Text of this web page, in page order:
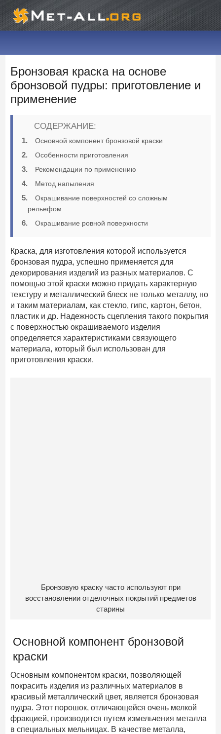
Бронзовая краска на основе
бронзовой пудры: приготовление и
применение
СОДЕРЖАНИЕ:
Основной компонент бронзовой краски
Особенности приготовления
Рекомендации по применению
Метод напыления
Окрашивание поверхностей со сложным
рельефом
Окрашивание ровной поверхности
Краска, для изготовления которой используется
бронзовая пудра, успешно применяется для
декорирования изделий из разных материалов. С
помощью этой краски можно придать характерную
текстуру и металлический блеск не только металлу, но
и таким материалам, как стекло, гипс, картон, бетон,
пластик и др. Надежность сцепления такого покрытия
с поверхностью окрашиваемого изделия
определяется характеристиками связующего
материала, который был использован для
приготовления краски.
Бронзовую краску часто используют при
восстановлении отделочных покрытий предметов
старины
Основной компонент бронзовой
краски
Основным компонентом краски, позволяющей
покрасить изделия из различных материалов в
красивый металлический цвет, является бронзовая
пудра. Этот порошок, отличающейся очень мелкой
фракцией, производится путем измельчения металла
в специальных мельницах. В качестве металла,